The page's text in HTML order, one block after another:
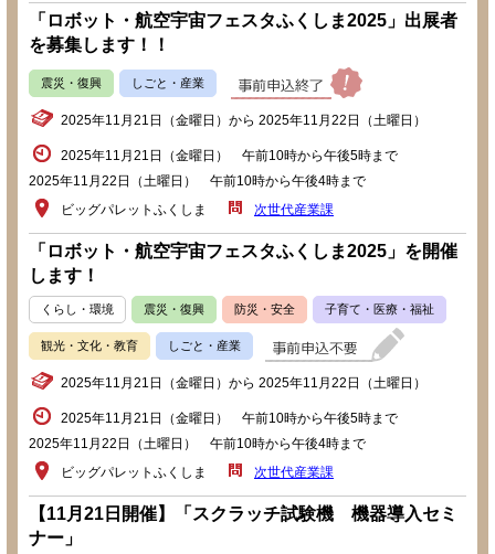
「ロボット・航空宇宙フェスタふくしま2025」出展者
を募集します！！
震災・復興 しごと・産業
2025年11月21日（金曜日）から 2025年11月22日（土曜日）
2025年11月21日（金曜日） 午前10時から午後5時まで
2025年11月22日（土曜日） 午前10時から午後4時まで
ビッグパレットふくしま
次世代産業課
「ロボット・航空宇宙フェスタふくしま2025」を開催
します！
くらし・環境 震災・復興 防災・安全 子育て・医療・福祉
観光・文化・教育 しごと・産業
2025年11月21日（金曜日）から 2025年11月22日（土曜日）
2025年11月21日（金曜日） 午前10時から午後5時まで
2025年11月22日（土曜日） 午前10時から午後4時まで
ビッグパレットふくしま
次世代産業課
【11月21日開催】「スクラッチ試験機 機器導入セミ
ナー」